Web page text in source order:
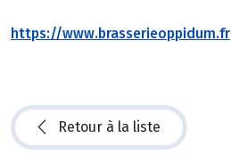
https://www.brasserieoppidum.fr
Retour à la liste